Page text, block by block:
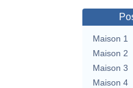
Maison 1
Maison 2
Maison 3
Maison 4